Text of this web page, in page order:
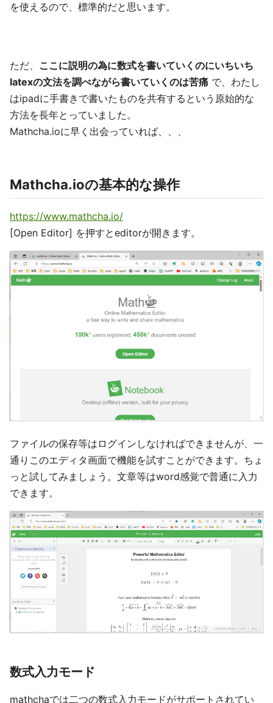
を使えるので、標準的だと思います。
ただ、 ここに説明の為に数式を書いていくのにいちいち
latexの文法を調べながら書いていくのは苦痛 で、わたし
はipadに手書きで書いたものを共有するという原始的な
方法を長年とっていました。
Mathcha.ioに早く出会っていれば、、、
Mathcha.ioの基本的な操作
https://www.mathcha.io/
[Open Editor] を押すとeditorが開きます。
ファイルの保存等はログインしなければできませんが、一
通りこのエディタ画面で機能を試すことができます。ちょ
っと試してみましょう。文章等はword感覚で普通に入力
できます。
数式入力モード
mathchaでは二つの数式入力モードがサポートされてい